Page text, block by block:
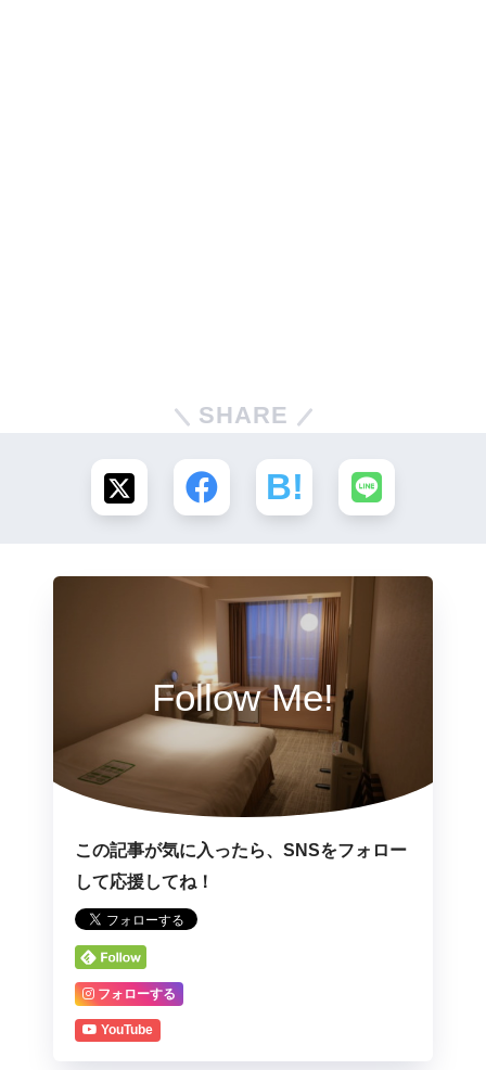
SHARE
Follow Me!
この記事が気に入ったら、SNSをフォロー
して応援してね！
フォローする
YouTube